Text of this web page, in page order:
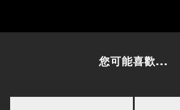
您可能喜歡...